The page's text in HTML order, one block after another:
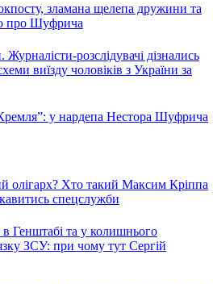
зламана щелепа дружини та
про Шуфрича
розслідувачі дізнались
виїзду чоловіків з України за
у нардепа Нестора Шуфрича
олігарх? Хто такий Максим Кріппа
спецслужби
Генштабі та у колишнього
ЗСУ: при чому тут Сергій